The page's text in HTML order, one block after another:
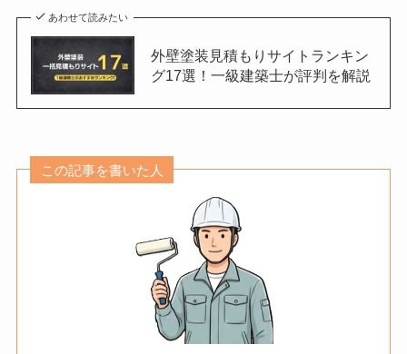
あわせて読みたい
外壁塗装見積もりサイトランキン
グ17選！一級建築士が評判を解説
この記事を書いた人